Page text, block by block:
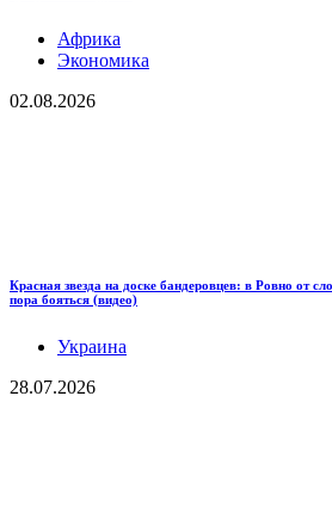
Африка
Экономика
02.08.2026
Красная звезда на доске бандеровцев: в Ровно от
пора бояться (видео)
Украина
28.07.2026